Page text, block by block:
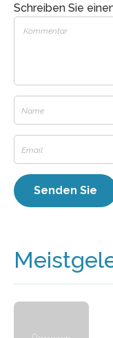
Schreiben Sie